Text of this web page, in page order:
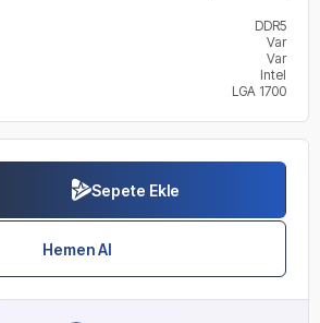
DDR5
Var
Var
Intel
LGA 1700
Sepete Ekle
Hemen Al